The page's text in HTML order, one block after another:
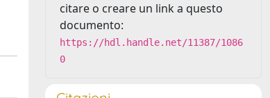
citare o creare un link a questo
documento:
https://hdl.handle.net/11387/1086
0